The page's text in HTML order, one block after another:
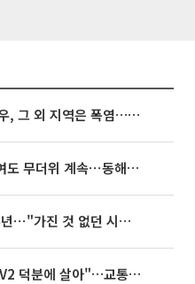
동해안은 시간당 80㎜ 폭우, 그 외 지역은 폭염…‘극과 극 날씨’
[내일 날씨] 폭염 한풀 꺾여도 무더위 계속⋯동해안 이틀 연속 비
임영웅, 어느덧 데뷔 10주년⋯"가진 것 없던 시절, 내 앞엔 20명의 팬뿐"
'굿 윌 헌팅' 배우 "기아 EV2 덕분에 살아"…교통사고 후 안전성 극찬